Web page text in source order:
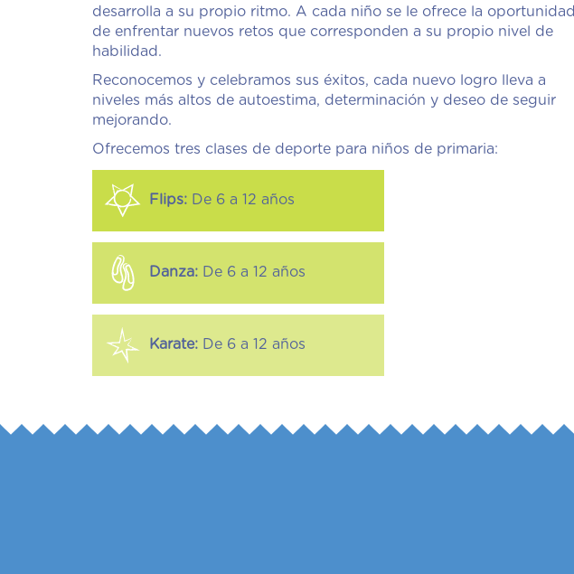
desarrolla a su propio ritmo. A cada niño se le ofrece la oportunidad
de enfrentar nuevos retos que corresponden a su propio nivel de
habilidad.
Reconocemos y celebramos sus éxitos, cada nuevo logro lleva a
niveles más altos de autoestima, determinación y deseo de seguir
mejorando.
Ofrecemos tres clases de deporte para niños de primaria:
Flips: De 6 a 12 años
Danza: De 6 a 12 años
Karate: De 6 a 12 años